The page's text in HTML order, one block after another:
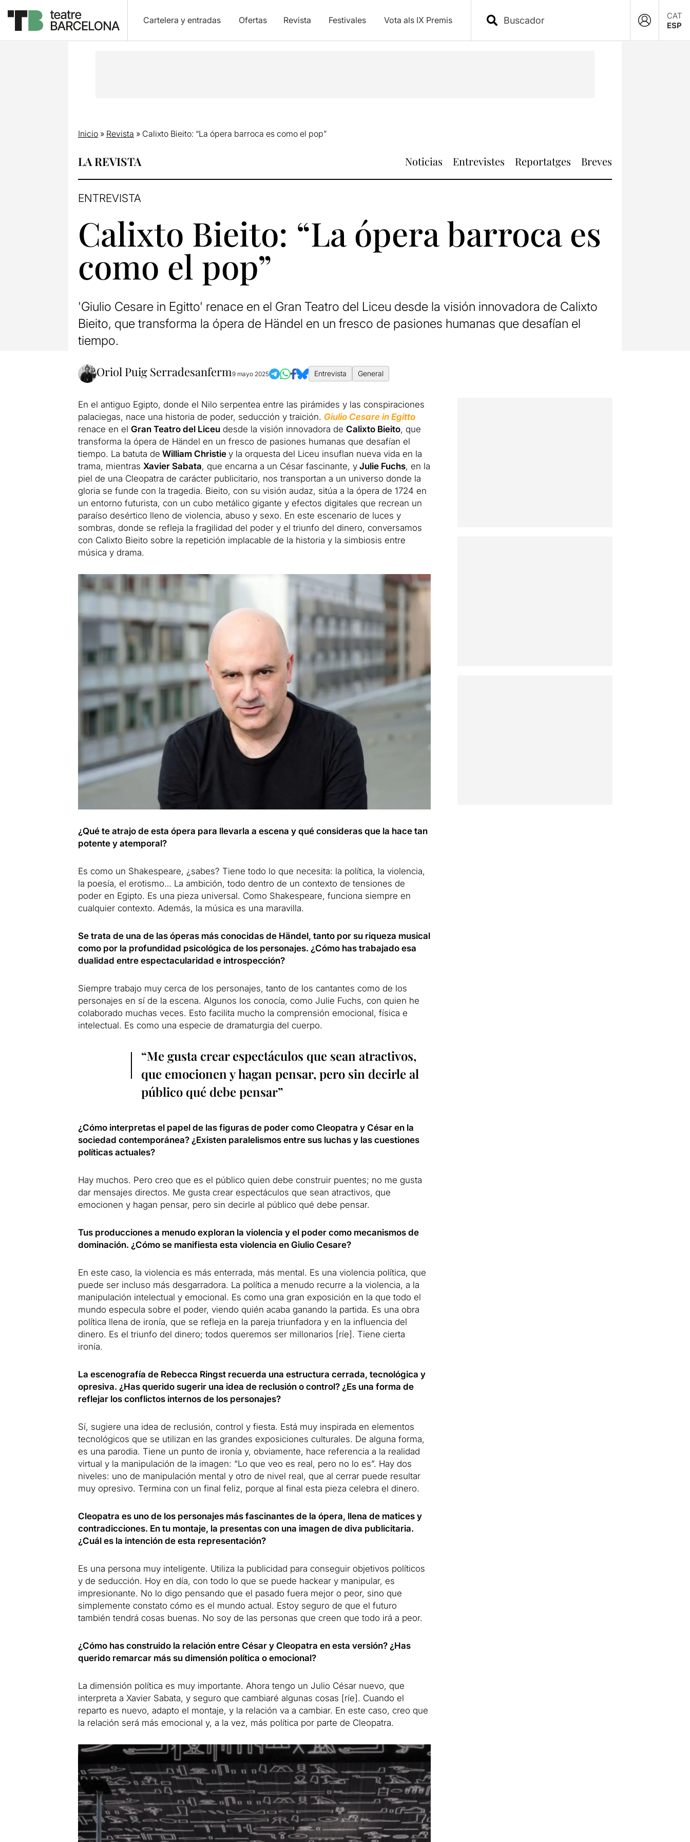
Cartelera y entradas Ofertas Revista Festivales Vota als IX Premis
CAT
ESP
Inicio» Revista » Calixto Bieito: “La ópera barroca es como el pop”
LA REVISTA Noticias Entrevistes Reportatges Breves
ENTREVISTA
Calixto Bieito: “La ópera barroca es
como el pop”
'Giulio Cesare in Egitto' renace en el Gran Teatro del Liceu desde la visión innovadora de Calixto
Bieito, que transforma la ópera de Händel en un fresco de pasiones humanas que desafían el
tiempo.
Oriol Puig Serradesanferm9 mayo 2025 Entrevista General
En el antiguo Egipto, donde el Nilo serpentea entre las pirámides y las conspiraciones
palaciegas, nace una historia de poder, seducción y traición. Giulio Cesare in Egitto
renace en el Gran Teatro del Liceudesde la visión innovadora de Calixto Bieito, que
transforma la ópera de Händel en un fresco de pasiones humanas que desafían el
tiempo. La batuta de William Christie y la orquesta del Liceu insuflan nueva vida en la
trama, mientras Xavier Sabata, que encarna a un César fascinante, yJulie Fuchs, en la
piel de una Cleopatra de carácter publicitario, nos transportan a un universo donde la
gloria se funde con la tragedia. Bieito, con su visión audaz, sitúa a la ópera de 1724 en
un entorno futurista, con un cubo metálico gigante y efectos digitales que recrean un
paraíso desértico lleno de violencia, abuso y sexo. En este escenario de luces y
sombras, donde se refleja la fragilidad del poder y el triunfo del dinero, conversamos
con Calixto Bieito sobre la repetición implacable de la historia y la simbiosis entre
música y drama.
¿Qué te atrajo de esta ópera para llevarla a escena y qué consideras que la hace tan
potente y atemporal?
Es como un Shakespeare, ¿sabes? Tiene todo lo que necesita: la política, la violencia,
la poesía, el erotismo… La ambición, todo dentro de un contexto de tensiones de
poder en Egipto. Es una pieza universal. Como Shakespeare, funciona siempre en
cualquier contexto. Además, la música es una maravilla.
Se trata de una de las óperas más conocidas de Händel, tanto por su riqueza musical
como por la profundidad psicológica de los personajes. ¿Cómo has trabajado esa
dualidad entre espectacularidad e introspección?
Siempre trabajo muy cerca de los personajes, tanto de los cantantes como de los
personajes en sí de la escena. Algunos los conocía, como Julie Fuchs, con quien he
colaborado muchas veces. Esto facilita mucho la comprensión emocional, física e
intelectual. Es como una especie de dramaturgia del cuerpo.
“Me gusta crear espectáculos que sean atractivos,
que emocionen y hagan pensar, pero sin decirle al
público qué debe pensar”
¿Cómo interpretas el papel de las figuras de poder como Cleopatra y César en la
sociedad contemporánea? ¿Existen paralelismos entre sus luchas y las cuestiones
políticas actuales?
Hay muchos. Pero creo que es el público quien debe construir puentes; no me gusta
dar mensajes directos. Me gusta crear espectáculos que sean atractivos, que
emocionen y hagan pensar, pero sin decirle al público qué debe pensar.
Tus producciones a menudo exploran la violencia y el poder como mecanismos de
dominación. ¿Cómo se manifiesta esta violencia en Giulio Cesare?
En este caso, la violencia es más enterrada, más mental. Es una violencia política, que
puede ser incluso más desgarradora. La política a menudo recurre a la violencia, a la
manipulación intelectual y emocional. Es como una gran exposición en la que todo el
mundo especula sobre el poder, viendo quién acaba ganando la partida. Es una obra
política llena de ironía, que se refleja en la pareja triunfadora y en la influencia del
dinero. Es el triunfo del dinero; todos queremos ser millonarios [ríe]. Tiene cierta
ironía.
La escenografía de Rebecca Ringst recuerda una estructura cerrada, tecnológica y
opresiva. ¿Has querido sugerir una idea de reclusión o control? ¿Es una forma de
reflejar los conflictos internos de los personajes?
Sí, sugiere una idea de reclusión, control y fiesta. Está muy inspirada en elementos
tecnológicos que se utilizan en las grandes exposiciones culturales. De alguna forma,
es una parodia. Tiene un punto de ironía y, obviamente, hace referencia a la realidad
virtual y la manipulación de la imagen: “Lo que veo es real, pero no lo es”. Hay dos
niveles: uno de manipulación mental y otro de nivel real, que al cerrar puede resultar
muy opresivo. Termina con un final feliz, porque al final esta pieza celebra el dinero.
Cleopatra es uno de los personajes más fascinantes de la ópera, llena de matices y
contradicciones. En tu montaje, la presentas con una imagen de diva publicitaria.
¿Cuál es la intención de esta representación?
Es una persona muy inteligente. Utiliza la publicidad para conseguir objetivos políticos
y de seducción. Hoy en día, con todo lo que se puede hackear y manipular, es
impresionante. No lo digo pensando que el pasado fuera mejor o peor, sino que
simplemente constato cómo es el mundo actual. Estoy seguro de que el futuro
también tendrá cosas buenas. No soy de las personas que creen que todo irá a peor.
¿Cómo has construido la relación entre César y Cleopatra en esta versión? ¿Has
querido remarcar más su dimensión política o emocional?
La dimensión política es muy importante. Ahora tengo un Julio César nuevo, que
interpreta a Xavier Sabata, y seguro que cambiaré algunas cosas [ríe]. Cuando el
reparto es nuevo, adapto el montaje, y la relación va a cambiar. En este caso, creo que
la relación será más emocional y, a la vez, más política por parte de Cleopatra.